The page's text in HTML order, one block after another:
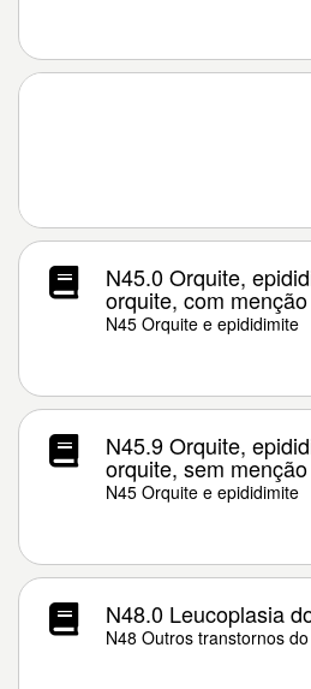
N45.0 Orquite,
orquite, com
N45 Orquite e epididimite
N45.9 Orquite,
orquite, sem
N45 Orquite e epididimite
N48.0 Leucoplasia
N48 Outros transtornos